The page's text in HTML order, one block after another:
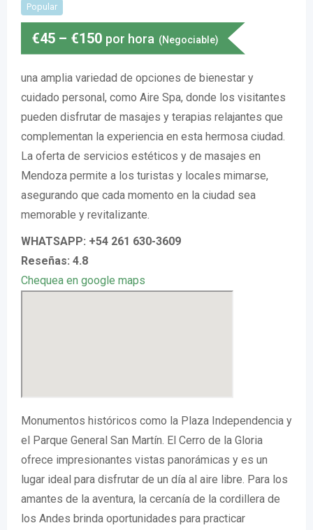
Popular
€45 – €150 por hora (Negociable)
una amplia variedad de opciones de bienestar y
cuidado personal, como Aire Spa, donde los visitantes
pueden disfrutar de masajes y terapias relajantes que
complementan la experiencia en esta hermosa ciudad.
La oferta de servicios estéticos y de masajes en
Mendoza permite a los turistas y locales mimarse,
asegurando que cada momento en la ciudad sea
memorable y revitalizante.
WHATSAPP: +54 261 630-3609
Reseñas: 4.8
Chequea en google maps
Monumentos históricos como la Plaza Independencia y
el Parque General San Martín. El Cerro de la Gloria
ofrece impresionantes vistas panorámicas y es un
lugar ideal para disfrutar de un día al aire libre. Para los
amantes de la aventura, la cercanía de la cordillera de
los Andes brinda oportunidades para practicar